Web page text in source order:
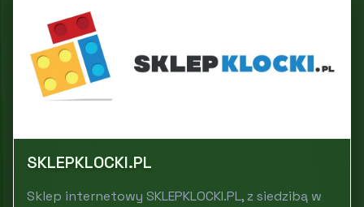
SKLEPKLOCKI.PL
Sklep internetowy SKLEPKLOCKI.PL, z siedzibą w